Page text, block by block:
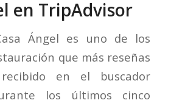
en TripAdvisor
Ángel es uno de los
que más reseñas
en el buscador
los últimos cinco